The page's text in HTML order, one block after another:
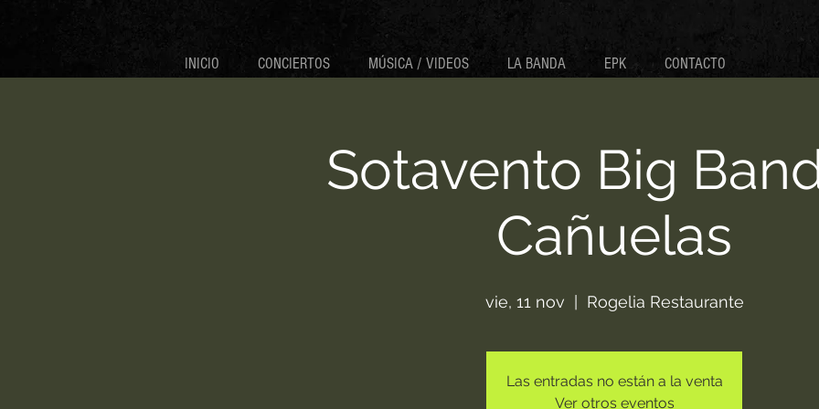
INICIO CONCIERTOS MÚSICA / VIDEOS LA BANDA EPK CONTACTO
Sotavento Big
Cañuelas
vie, 11 nov Rogelia Restaurante
Las entradas no están a la venta
Ver otros eventos